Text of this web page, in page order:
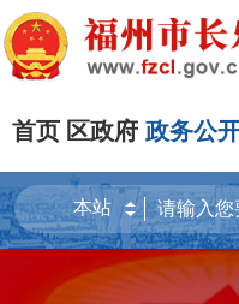
首页 区政府 政务公